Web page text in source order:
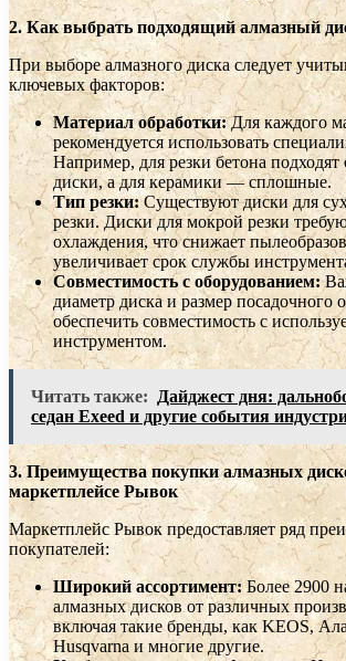
2. Как выбрать подходящий алмазный
При выборе алмазного диска следует
ключевых факторов:
Материал обработки:Для каждого
рекомендуется использовать
Например, для резки бетона подходят
диски, а для керамики — сплошные.
Тип резки:Существуют диски для
резки. Диски для мокрой резки
охлаждения, что снижает
увеличивает срок службы
Совместимость с оборудованием:
диаметр диска и размер посадочного
обеспечить совместимость с
инструментом.
Читать также:
Дайджест дня:
седан Exeed и другие события
3. Преимущества покупки алмазных
маркетплейсе Рывок
Маркетплейс Рывок предоставляет ряд
покупателей:
Широкий ассортимент: Более 2900
алмазных дисков от различных
включая такие бренды, как KEOS,
Husqvarna и многие другие.